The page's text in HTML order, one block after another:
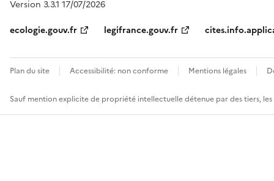
Version 3.3.1 17/07/2026
ecologie.gouv.fr
legifrance.gouv.fr
Plan du site Accessibilité: non conforme Mentions légales
Sauf mention explicite de propriété intellectuelle détenue par des tiers,